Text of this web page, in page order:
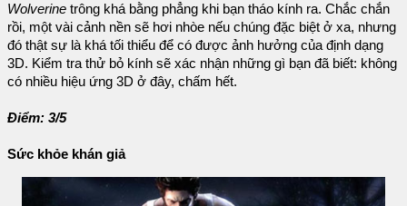
Wolverine trông khá bằng phẳng khi bạn tháo kính ra. Chắc chắn
rồi, một vài cảnh nền sẽ hơi nhòe nếu chúng đặc biệt ở xa, nhưng
đó thật sự là khá tối thiểu để có được ảnh hưởng của định dạng
3D. Kiểm tra thử bỏ kính sẽ xác nhận những gì bạn đã biết: không
có nhiều hiệu ứng 3D ở đây, chấm hết.
Điểm: 3/5
Sức khỏe khán giả